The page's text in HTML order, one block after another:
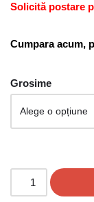
Solicită postare
Cumpara acum,
Grosime